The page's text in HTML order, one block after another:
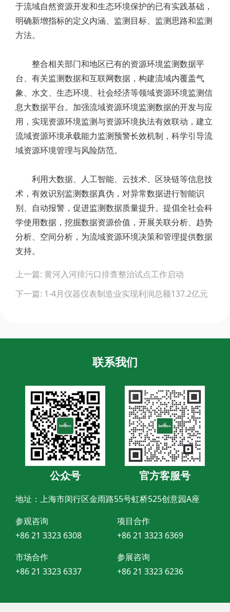
于流域自然资源开发和生态环境保护的已有实践基础，
明确新增指标的定义内涵、监测目标、监测思路和监测
方法。
整合相关部门和地区已有的资源环境监测数据平
台、有关监测数据和互联网数据，构建流域内覆盖气
象、水文、生态环境、社会经济等领域资源环境监测信
息大数据平台。加强流域资源环境监测数据的开发与应
用，实现资源环境监测与资源环境执法有效联动，建立
流域资源环境承载能力监测预警长效机制，科学引导流
域资源环境管理与风险防范。
利用大数据、人工智能、云技术、区块链等信息技
术，有效识别监测数据真伪，对异常数据进行智能识
别、自动报警，促进监测数据质量提升。提倡全社会科
学使用数据，挖掘数据资源价值，开展关联分析、趋势
分析、空间分析，为流域资源环境决策和管理提供数据
支持。
navigation
上一篇: 黄河入河排污口排查整治试点工作启动
下一篇: 1-4月仪器仪表制造业实现利润总额137.2亿元
联系我们
公众号 官方客服号
地址：上海市闵行区金雨路55号虹桥525创意园A座
参观咨询
+86 21 3323 6308
项目合作
+86 21 3323 6369
市场合作
+86 21 3323 6337
参展咨询
+86 21 3323 6236